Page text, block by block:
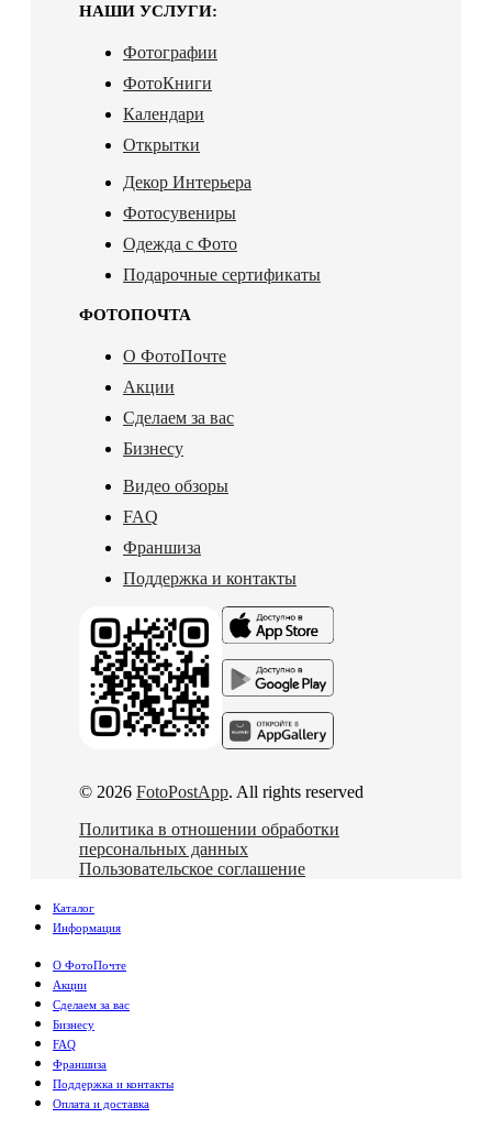
НАШИ УСЛУГИ:
Фотографии
ФотоКниги
Календари
Открытки
Декор Интерьера
Фотосувениры
Одежда с Фото
Подарочные сертификаты
ФОТОПОЧТА
О ФотоПочте
Акции
Сделаем за вас
Бизнесу
Видео обзоры
FAQ
Франшиза
Поддержка и контакты
© 2026 FotoPostApp. All rights reserved
Политика в отношении обработки
персональных данных
Пользовательское соглашение
Каталог
Информация
О ФотоПочте
Акции
Сделаем за вас
Бизнесу
FAQ
Франшиза
Поддержка и контакты
Оплата и доставка